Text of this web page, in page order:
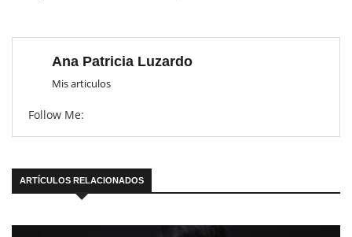
Ana Patricia Luzardo
Mis articulos
Follow Me:
ARTÍCULOS RELACIONADOS